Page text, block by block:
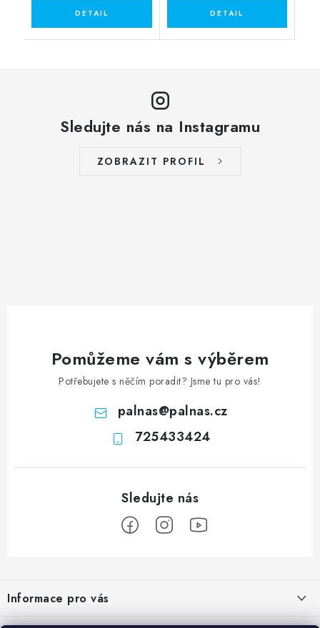
Sledujte nás na Instagramu
ZOBRAZIT PROFIL
Pomůžeme vám s výběrem
Potřebujete s něčím poradit? Jsme tu pro vás!
palnas@palnas.cz
725433424
pInformace pro vás